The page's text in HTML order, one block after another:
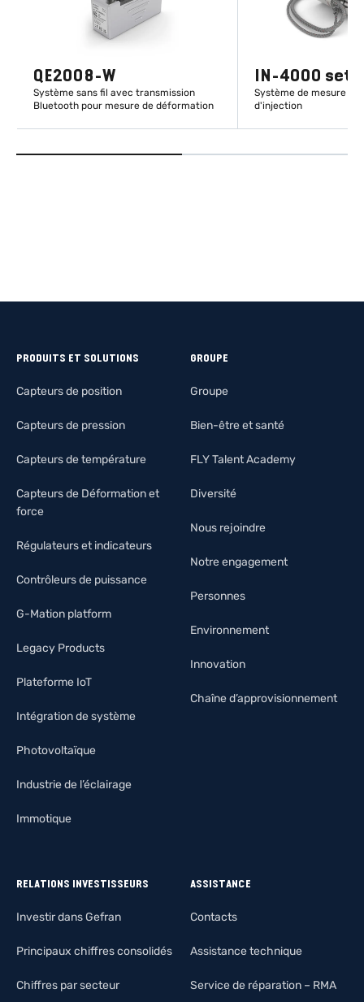
QE2008-W
Système sans fil avec transmission
Bluetooth pour mesure de déformation
IN-4000 set
Système de mesure de
d'injection
PRODUITS ET SOLUTIONS
Capteurs de position
Capteurs de pression
Capteurs de température
Capteurs de Déformation et
force
Régulateurs et indicateurs
Contrôleurs de puissance
G-Mation platform
Legacy Products
Plateforme IoT
Intégration de système
Photovoltaïque
Industrie de l’éclairage
Immotique
GROUPE
Groupe
Bien-être et santé
FLY Talent Academy
Diversité
Nous rejoindre
Notre engagement
Personnes
Environnement
Innovation
Chaîne d’approvisionnement
RELATIONS INVESTISSEURS
Investir dans Gefran
Principaux chiffres consolidés
Chiffres par secteur
ASSISTANCE
Contacts
Assistance technique
Service de réparation – RMA